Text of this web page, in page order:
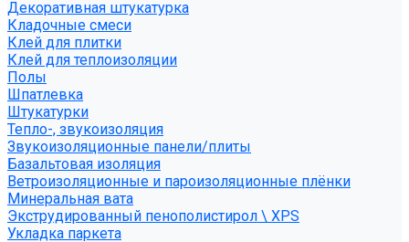
Декоративная штукатурка
Кладочные смеси
Клей для плитки
Клей для теплоизоляции
Полы
Шпатлевка
Штукатурки
Тепло-, звукоизоляция
Звукоизоляционные панели/плиты
Базальтовая изоляция
Ветроизоляционные и пароизоляционные плёнки
Минеральная вата
Экструдированный пенополистирол \ XPS
Укладка паркета